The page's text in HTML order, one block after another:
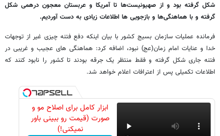
شکل گرفته بود و از صهیونیست‌ها تا آمریکا و عربستان معجون درهمی شکل
گرفته و با هماهنگی‌ها و بازجویی ها اطلاعات زیادی به دست آوردیم.
فرمانده عملیات سازمان بسیج کشور با بیان اینکه دفع فتنه چیزی غیر از توجهات
خدا و عنایات امام زمان(عج) نبود، اضافه کرد: هماهنگی های عجیب و غریبی در
فتنه جاری شکل گرفته و فقط منتظر یک جرقه بودند تا کشور را نابود کنند که
اطلاعات تکمیلی پس از اعترافات اعلام خواهد شد.
ابزار کامل برای اصلاح مو و
صورت (قیمت رو ببینی باور
نمیکنی!)